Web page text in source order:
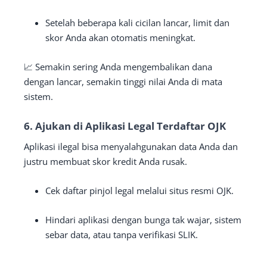
Setelah beberapa kali cicilan lancar, limit dan
skor Anda akan otomatis meningkat.
📈 Semakin sering Anda mengembalikan dana
dengan lancar, semakin tinggi nilai Anda di mata
sistem.
6. Ajukan di Aplikasi Legal Terdaftar OJK
Aplikasi ilegal bisa menyalahgunakan data Anda dan
justru membuat skor kredit Anda rusak.
Cek daftar pinjol legal melalui situs resmi OJK.
Hindari aplikasi dengan bunga tak wajar, sistem
sebar data, atau tanpa verifikasi SLIK.